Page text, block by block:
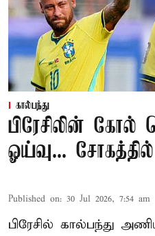
கால்பந்து
பிரேசிலின்
ஓய்வு... சோகத்தில்
Published on: 30 Jul 2026, 7:54 am
பிரேசில் கால்பந்து